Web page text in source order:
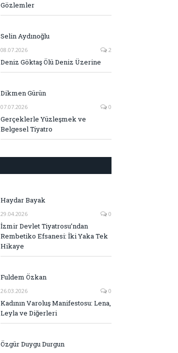
Gözlemler
Selin Aydınoğlu
08.07.2026 2
Deniz Göktaş Ölü Deniz Üzerine
Dikmen Gürün
07.07.2026 0
Gerçeklerle Yüzleşmek ve
Belgesel Tiyatro
Haydar Bayak
29.04.2026 0
İzmir Devlet Tiyatrosu’ndan
Rembetiko Efsanesi: İki Yaka Tek
Hikaye
Fuldem Özkan
26.03.2026 0
Kadının Varoluş Manifestosu: Lena,
Leyla ve Diğerleri
Özgür Duygu Durgun